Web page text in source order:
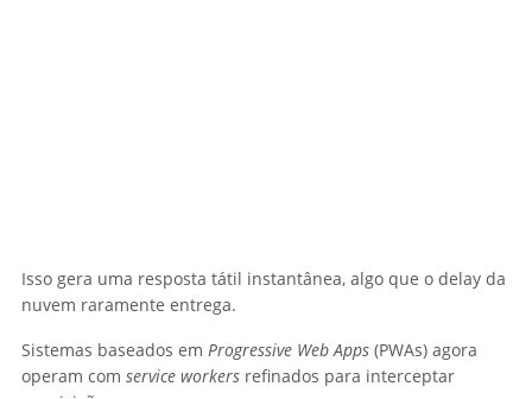
Isso gera uma resposta tátil instantânea, algo que o delay da
nuvem raramente entrega.
Sistemas baseados em Progressive Web Apps (PWAs) agora
operam com service workers refinados para interceptar